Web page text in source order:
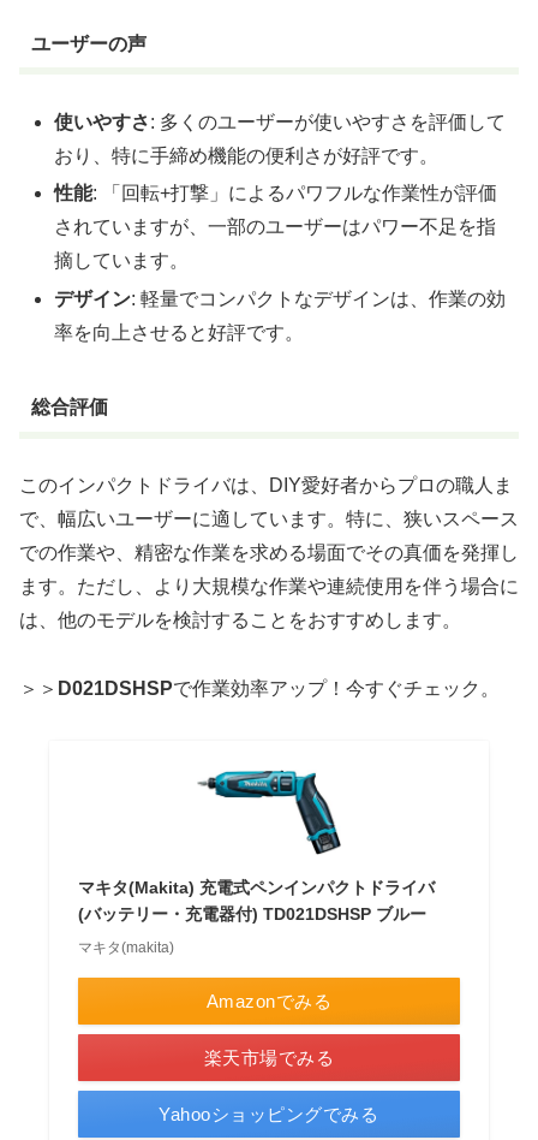
ユーザーの声
使いやすさ: 多くのユーザーが使いやすさを評価して
おり、特に手締め機能の便利さが好評です。
性能: 「回転+打撃」によるパワフルな作業性が評価
されていますが、一部のユーザーはパワー不足を指
摘しています。
デザイン: 軽量でコンパクトなデザインは、作業の効
率を向上させると好評です。
総合評価
このインパクトドライバは、DIY愛好者からプロの職人ま
で、幅広いユーザーに適しています。特に、狭いスペース
での作業や、精密な作業を求める場面でその真価を発揮し
ます。ただし、より大規模な作業や連続使用を伴う場合に
は、他のモデルを検討することをおすすめします。
＞＞ D021DSHSPで作業効率アップ！今すぐチェック。
マキタ(Makita) 充電式ペンインパクトドライバ
(バッテリー・充電器付) TD021DSHSP ブルー
マキタ(makita)
Amazonでみる
楽天市場でみる
Yahooショッピングでみる